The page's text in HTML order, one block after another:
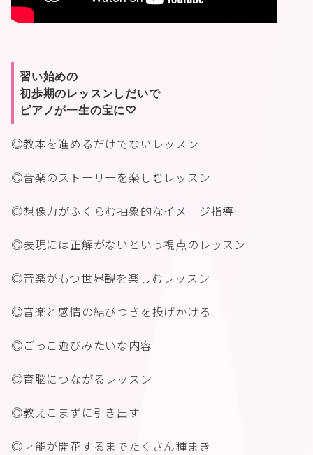
習い始めの
初歩期のレッスンしだいで
ピアノが一生の宝に♡
◎教本を進めるだけでないレッスン
◎音楽のストーリーを楽しむレッスン
◎想像力がふくらむ抽象的なイメージ指導
◎表現には正解がないという視点のレッスン
◎音楽がもつ世界観を楽しむレッスン
◎音楽と感情の結びつきを投げかける
◎ごっこ遊びみたいな内容
◎育脳につながるレッスン
◎教えこまずに引き出す
◎才能が開花するまでたくさん種まき